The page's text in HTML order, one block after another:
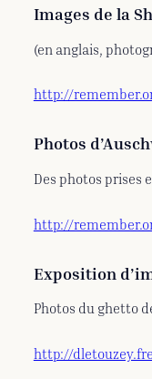
Images de la
(en anglais,
http://
Photos
Des photos prises
http://
Exposition
Photos du ghetto
http://